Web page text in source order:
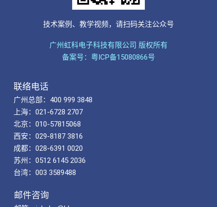
技术案例、教学视频，请扫码关注公众号
广州虹科电子科技有限公司 版权所有
备案号：粤ICP备15080866号
联络电话
广州总部：400 999 3848
上海：021-6728 2707
北京：010-57815068
西安：029-8187 3816
成都：028-6391 0020
苏州：0512 6145 2036
台湾：003 3589488
邮件咨询